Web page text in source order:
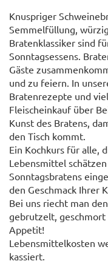
Knuspriger
Semmelfüllung,
Bratenklassiker sind
Sonntagsessens.
Gäste
und zu feiern. In
Bratenrezepte und
Fleischeinkauf über
Kunst des Bratens,
den Tisch kommt.
Ein Kochkurs für alle,
Lebensmittel
Sonntagsbratens
den Geschmack Ihrer
Bei uns riecht man
gebrutzelt,
Appetit!
Lebensmittelkosten
kassiert.